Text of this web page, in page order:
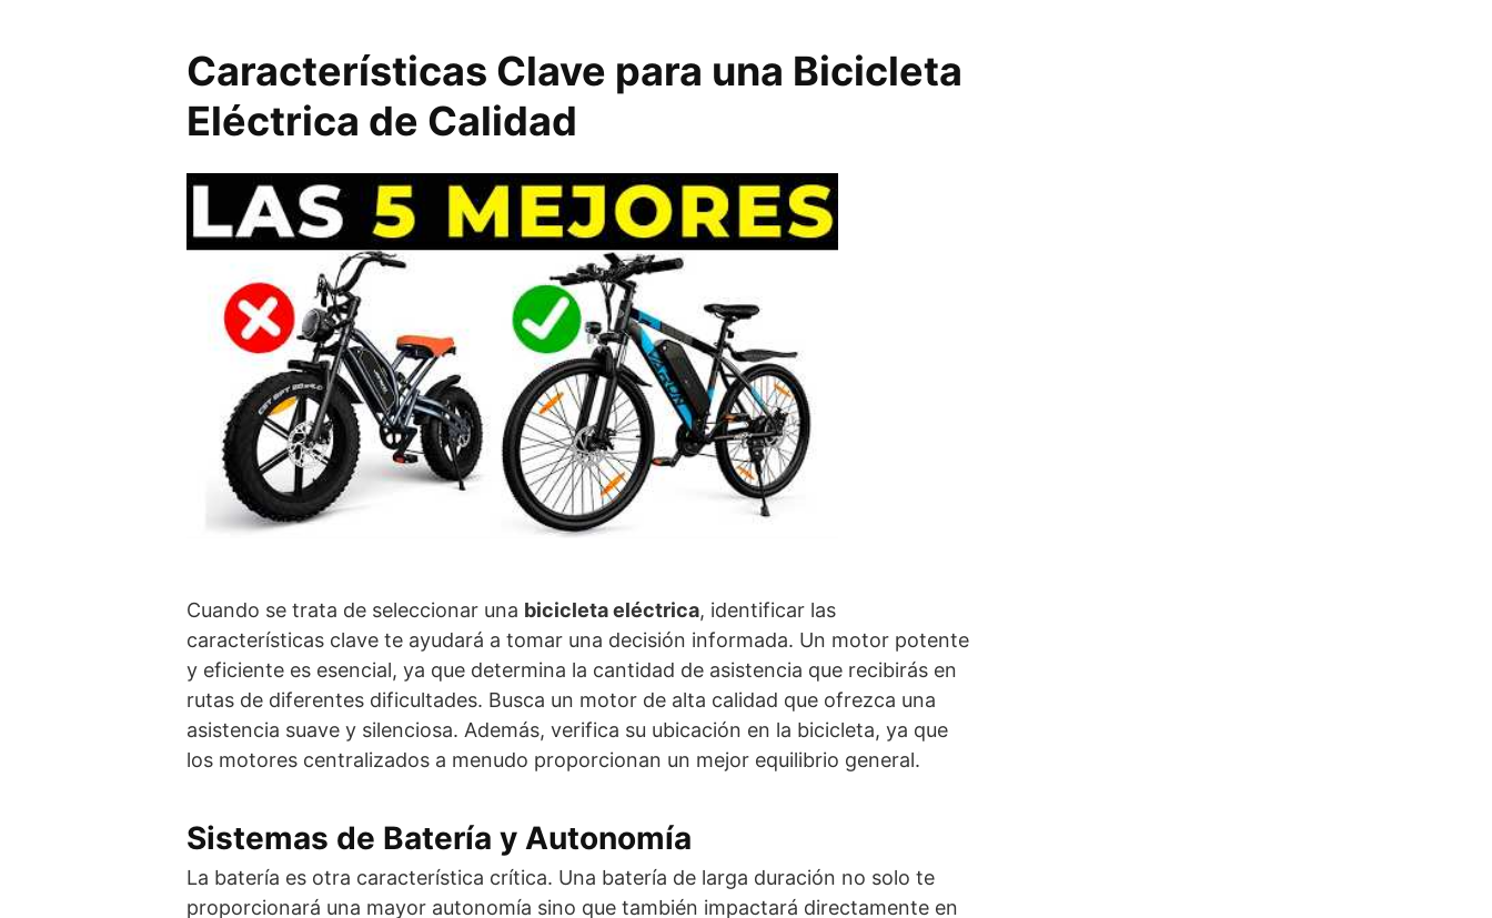
Características Clave para una Bicicleta
Eléctrica de Calidad
Cuando se trata de seleccionar una bicicleta eléctrica, identificar las
características clave te ayudará a tomar una decisión informada. Un motor potente
y eficiente es esencial, ya que determina la cantidad de asistencia que recibirás en
rutas de diferentes dificultades. Busca un motor de alta calidad que ofrezca una
asistencia suave y silenciosa. Además, verifica su ubicación en la bicicleta, ya que
los motores centralizados a menudo proporcionan un mejor equilibrio general.
Sistemas de Batería y Autonomía
La batería es otra característica crítica. Una batería de larga duración no solo te
proporcionará una mayor autonomía sino que también impactará directamente en